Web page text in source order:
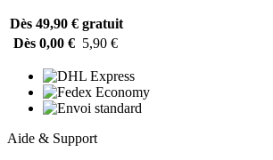
Dès 49,90 € gratuit
Dès 0,00 € 5,90 €
Aide & Support